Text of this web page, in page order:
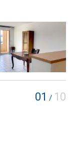
01 / 10